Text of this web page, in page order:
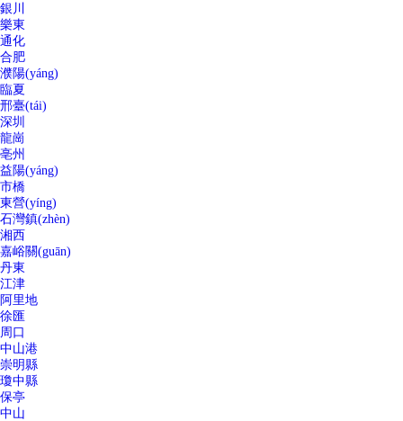
銀川
樂東
通化
合肥
濮陽(yáng)
臨夏
邢臺(tái)
深圳
龍崗
亳州
益陽(yáng)
市橋
東營(yíng)
石灣鎮(zhèn)
湘西
嘉峪關(guān)
丹東
江津
阿里地
徐匯
周口
中山港
崇明縣
瓊中縣
保亭
中山